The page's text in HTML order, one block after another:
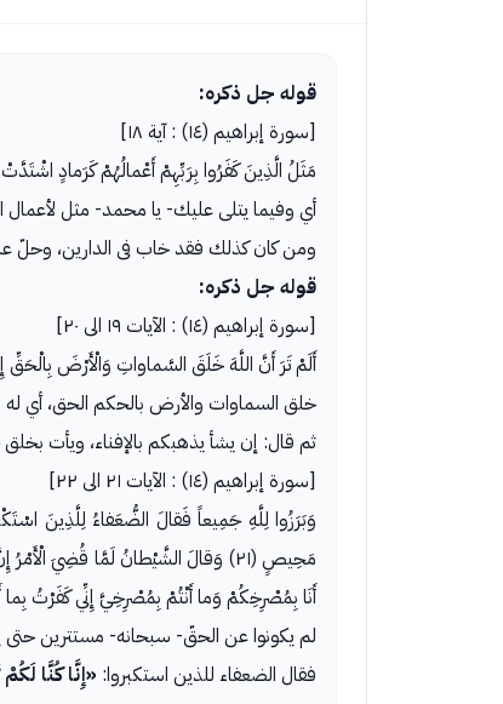
قوله جل ذكره:
[سورة إبراهيم (١٤) : آية ١٨]
مَثَلُ الَّذِينَ كَفَرُوا بِرَبِّهِمْ أَعْمالُهُمْ كَرَمادٍ
أي وفيما يتلى عليك- يا محمد- مثل لأعمال
ومن كان كذلك فقد خاب فى الدارين، وحلّ
قوله جل ذكره:
[سورة إبراهيم (١٤) : الآيات ١٩ الى ٢٠]
أَلَمْ تَرَ أَنَّ اللَّهَ خَلَقَ السَّماواتِ وَالْأَرْضَ بِالْحَقِّ إِنْ يَشَأْ يُذْهِبْكُمْ
خلق السماوات والأرض بالحكم الحق، أي له
ثم قال: إن يشأ يذهبكم بالإفناء، ويأت
[سورة إبراهيم (١٤) : الآيات ٢١ الى ٢٢]
وَبَرَزُوا لِلَّهِ جَمِيعاً فَقالَ الضُّعَفاءُ لِلَّذِينَ
مَحِيصٍ (٢١) وَقالَ الشَّيْطانُ لَمَّا قُضِيَ
أَنَا بِمُصْرِخِكُمْ وَما أَنْتُمْ بِمُصْرِخِيَّ إِنِّي كَفَرْتُ
لم يكونوا عن الحقّ- سبحانه- مستترين حتى
فقال الضعفاء للذين استكبروا: «إِنَّا كُنَّا لَكُمْ